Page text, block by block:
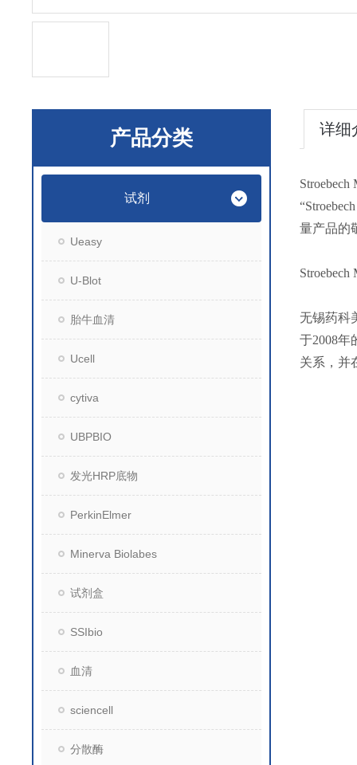
产品分类
试剂
Ueasy
U-Blot
胎牛血清
Ucell
cytiva
UBPBIO
发光HRP底物
PerkinElmer
Minerva Biolabes
试剂盒
SSIbio
血清
sciencell
分散酶
详细
量产品的
Stroebech
无锡药科
于2008年
关系，并